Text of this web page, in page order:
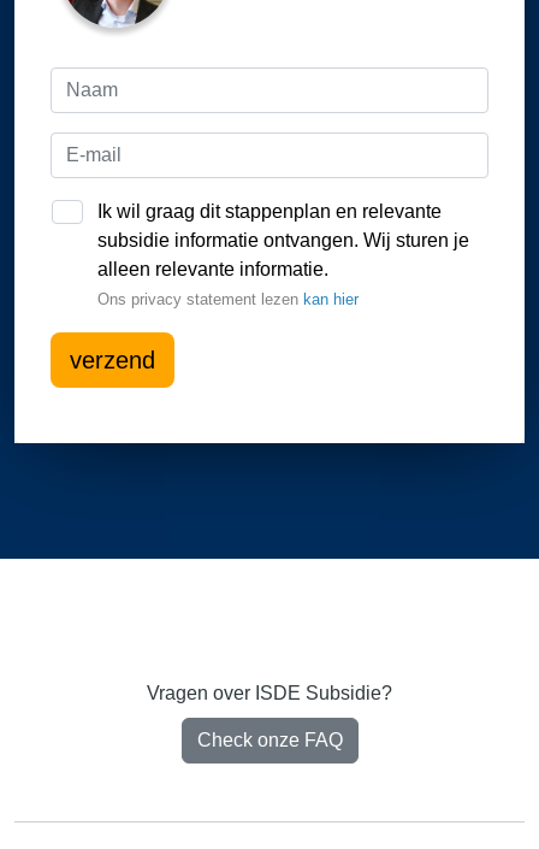
Ik wil graag dit stappenplan en relevante
subsidie informatie ontvangen. Wij sturen je
alleen relevante informatie.
Ons privacy statement lezen kan hier
verzend
Vragen over ISDE Subsidie?
Check onze FAQ